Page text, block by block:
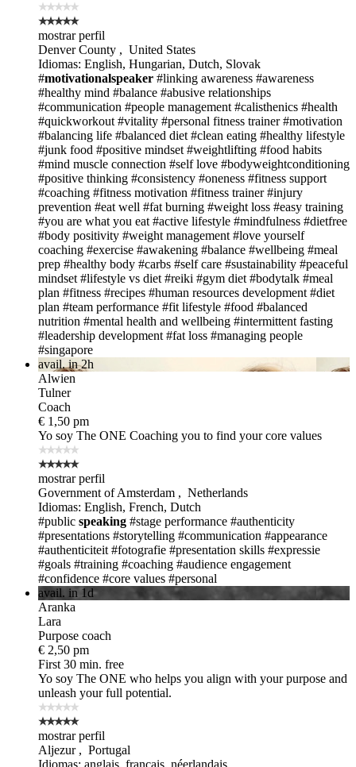
mostrar perfil
Denver County , United States
Idiomas: English, Hungarian, Dutch, Slovak
#motivationalspeaker #linking awareness #awareness
#healthy mind #balance #abusive relationships
#communication #people management #calisthenics #health
#quickworkout #vitality #personal fitness trainer #motivation
#balancing life #balanced diet #clean eating #healthy lifestyle
#junk food #positive mindset #weightlifting #food habits
#mind muscle connection #self love #bodyweightconditioning
#positive thinking #consistency #oneness #fitness support
#coaching #fitness motivation #fitness trainer #injury
prevention #eat well #fat burning #weight loss #easy training
#you are what you eat #active lifestyle #mindfulness #dietfree
#body positivity #weight management #love yourself
coaching #exercise #awakening #balance #wellbeing #meal
prep #healthy body #carbs #self care #sustainability #peaceful
mindset #lifestyle vs diet #reiki #gym diet #bodytalk #meal
plan #fitness #recipes #human resources development #diet
plan #team performance #fit lifestyle #food #balanced
nutrition #mental health and wellbeing #intermittent fasting
#leadership development #fat loss #managing people
#singapore
avail. in 2h
Alwien
Tulner
Coach
€ 1,50 pm
Yo soy The ONE Coaching you to find your core values
mostrar perfil
Government of Amsterdam , Netherlands
Idiomas: English, French, Dutch
#public speaking #stage performance #authenticity
#presentations #storytelling #communication #appearance
#authenticiteit #fotografie #presentation skills #expressie
#goals #training #coaching #audience engagement
#confidence #core values #personal
avail. in 1d
Aranka
Lara
Purpose coach
€ 2,50 pm
First 30 min. free
Yo soy The ONE who helps you align with your purpose and
unleash your full potential.
mostrar perfil
Aljezur , Portugal
Idiomas: anglais, français, néerlandais